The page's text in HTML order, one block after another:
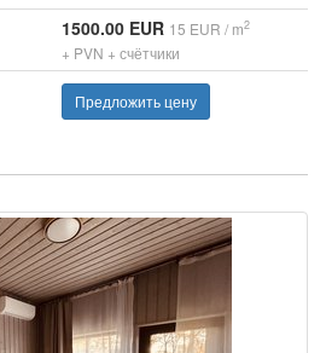
1500.00 EUR 15 EUR / m2
+ PVN + счётчики
Предложить цену